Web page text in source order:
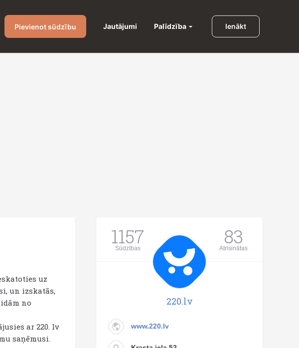
Pievienot sūdzību Jautājumi Palīdzība Ienākt
uz
un izskatās,
no
ar 220. lv
saņēmusi.
1157
Sūdzības 83
Atrisinātas
220.lv
www.220.lv